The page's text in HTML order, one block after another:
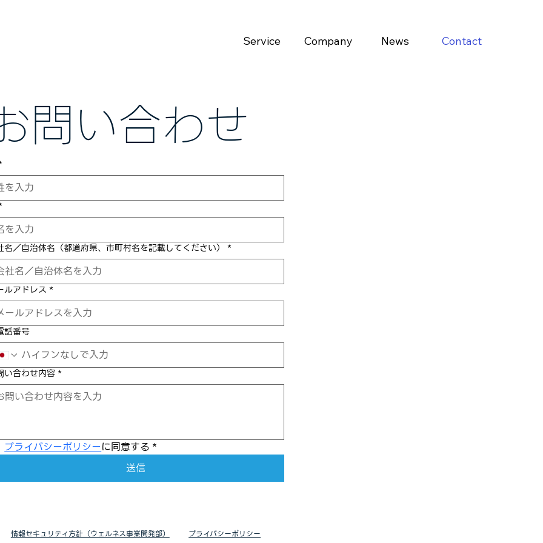
Service Company News Contact
問い合わせ
名／自治体名（都道府県、市町村名を記載してください） *
ルアドレス *
話番号
い合わせ内容*
プライバシーポリシーに同意する *
送信
情報セキュリティ方針（ウェルネス事業開発部） プライバシーポリシー